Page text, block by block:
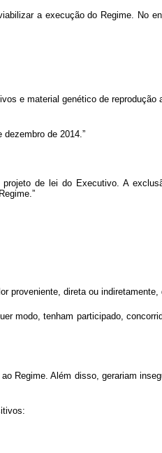
a execução do Regime. No
e material genético de
de 2014.”
de lei do Executivo. A
proveniente, direta ou
modo, tenham participado,
Regime. Além disso, gerariam